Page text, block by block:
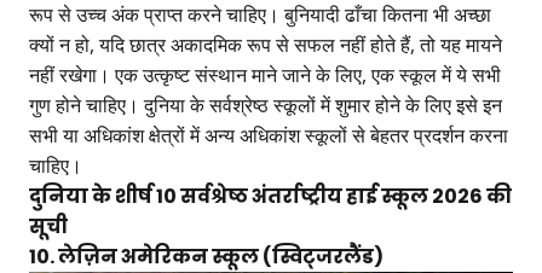
रूप से उच्च अंक प्राप्त करने चाहिए। बुनियादी ढाँचा कितना भी अच्छा
क्यों न हो, यदि छात्र अकादमिक रूप से सफल नहीं होते हैं, तो यह मायने
नहीं रखेगा। एक उत्कृष्ट संस्थान माने जाने के लिए, एक स्कूल में ये सभी
गुण होने चाहिए। दुनिया के सर्वश्रेष्ठ स्कूलों में शुमार होने के लिए इसे इन
सभी या अधिकांश क्षेत्रों में अन्य अधिकांश स्कूलों से बेहतर प्रदर्शन करना
चाहिए।
दुनिया के शीर्ष 10 सर्वश्रेष्ठ अंतर्राष्ट्रीय हाई स्कूल 2026 की
सूची
10. लेज़िन अमेरिकन स्कूल (स्विट्जरलैंड)